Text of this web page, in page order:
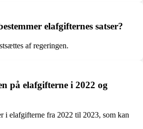
elafgifternes satser?
af regeringen.
på elafgifterne i 2022 og
i elafgifterne fra 2022 til 2023, som kan